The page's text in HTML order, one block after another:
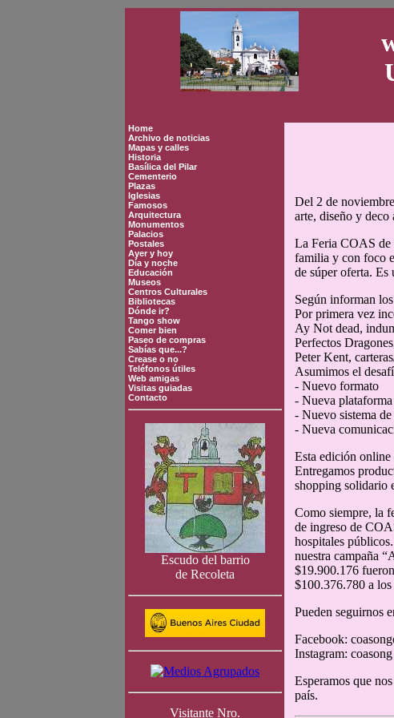
Home
Archivo de noticias
Mapas y calles
Historia
Basílica del Pilar
Cementerio
Plazas
Iglesias
Famosos
Arquitectura
Monumentos
Palacios
Postales
Ayer y hoy
Día y noche
Educación
Museos
Centros Culturales
Bibliotecas
Dónde ir?
Tango show
Comer bien
Paseo de compras
Sabías que...?
Crease o no
Teléfonos útiles
Web amigas
Visitas guiadas
Contacto
Escudo del barrio
de Recoleta
Visitante Nro.
Del 2 de
arte, diseño y deco
La Feria COAS de
familia y con foco
de súper oferta. Es
Según informan
Por primera vez
Ay Not dead,
Perfectos
Peter Kent,
Asumimos el
- Nuevo formato
- Nueva
- Nuevo sistema de
- Nueva
Esta edición online
Entregamos
shopping solidario
Como siempre, la
de ingreso de
hospitales
nuestra campaña
$19.900.176
$100.376.780 a
Pueden seguirnos
Facebook:
Instagram: coasong
Esperamos que
país.